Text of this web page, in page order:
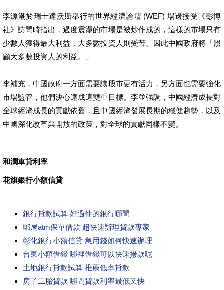
李源潮於瑞士達沃斯舉行的世界經濟論壇 (WEF) 場邊接受《彭博
社》訪問時指出，過度震盪的市場是被炒作成的，這樣的市場只有
少數人獲得最大利益，大多數投資人則受苦。因此中國政府將「照
顧大多數投資人的利益。」
李補充，中國政府一方面需要讓股市更有活力，另方面也需要強化
市場監管，他們決心達成這雙重目標。李並強調，中國經濟成長對
全球經濟成長的貢獻依舊，且中國經濟發展長期的穩健趨勢，以及
中國深化改革與開放的政策，對全球的貢獻同樣不變。
和潤車貸利率
花旗銀行小額信貸
銀行貸款試算 好過件的銀行哪間
郵局atm保單借款 超快速辦理貸款專家
彰化銀行小額信貸 急用錢如何快速辦理
台東小額借錢 哪裡借錢可以快速撥款呢
土地銀行貸款試算 推薦低率貸款
房子二胎貸款 哪間貸款利率最低又快